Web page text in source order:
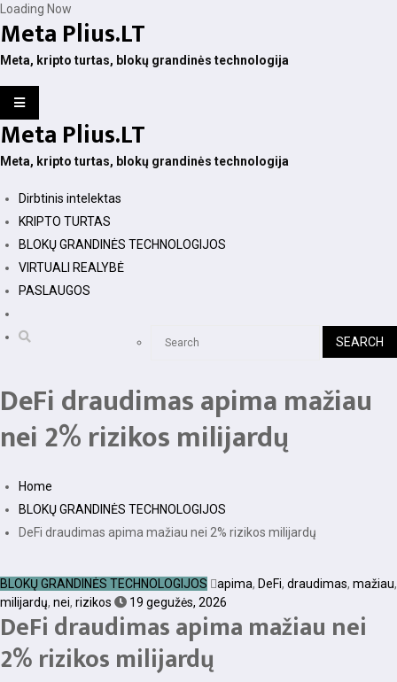
Skip
to
content
Loading Now
Meta Plius.LT
Meta, kripto turtas, blokų grandinės technologija
Meta Plius.LT
Meta, kripto turtas, blokų grandinės technologija
Dirbtinis intelektas
KRIPTO TURTAS
BLOKŲ GRANDINĖS TECHNOLOGIJOS
VIRTUALI REALYBĖ
PASLAUGOS
DeFi draudimas apima mažiau
nei 2% rizikos milijardų
Home
BLOKŲ GRANDINĖS TECHNOLOGIJOS
DeFi draudimas apima mažiau nei 2% rizikos milijardų
BLOKŲ GRANDINĖS TECHNOLOGIJOS apima, DeFi, draudimas, mažiau,
milijardų, nei, rizikos 19 gegužės, 2026
DeFi draudimas apima mažiau nei
2% rizikos milijardų